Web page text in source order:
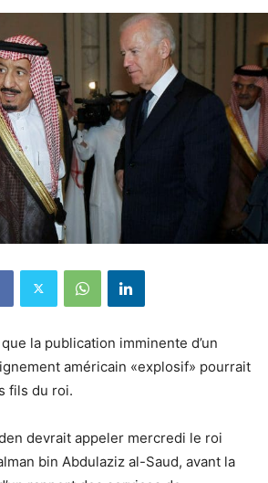
la publication imminente d’un
américain «explosif» pourrait
fils du roi.
devrait appeler mercredi le roi
bin Abdulaziz al-Saud, avant la